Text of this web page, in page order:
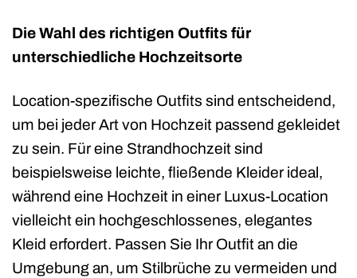
Die Wahl des richtigen Outfits für
unterschiedliche Hochzeitsorte
Location-spezifische Outfits sind entscheidend,
um bei jeder Art von Hochzeit passend gekleidet
zu sein. Für eine Strandhochzeit sind
beispielsweise leichte, fließende Kleider ideal,
während eine Hochzeit in einer Luxus-Location
vielleicht ein hochgeschlossenes, elegantes
Kleid erfordert. Passen Sie Ihr Outfit an die
Umgebung an, um Stilbrüche zu vermeiden und